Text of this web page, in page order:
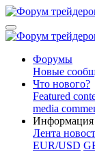
Форумы
Новые
Что нового?
Featured
media
Информация
Лента
EUR/USD